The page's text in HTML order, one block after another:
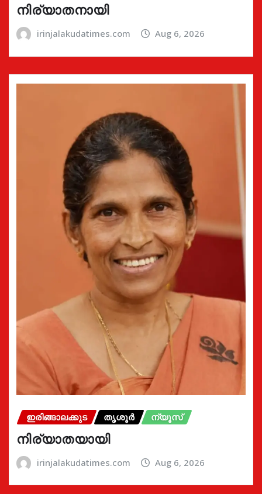
നിര്യാതനായി
irinjalakudatimes.com Aug 6, 2026
ഇരിങ്ങാലക്കുട തൃശൂർ ന്യൂസ്
നിര്യാതയായി
irinjalakudatimes.com Aug 6, 2026